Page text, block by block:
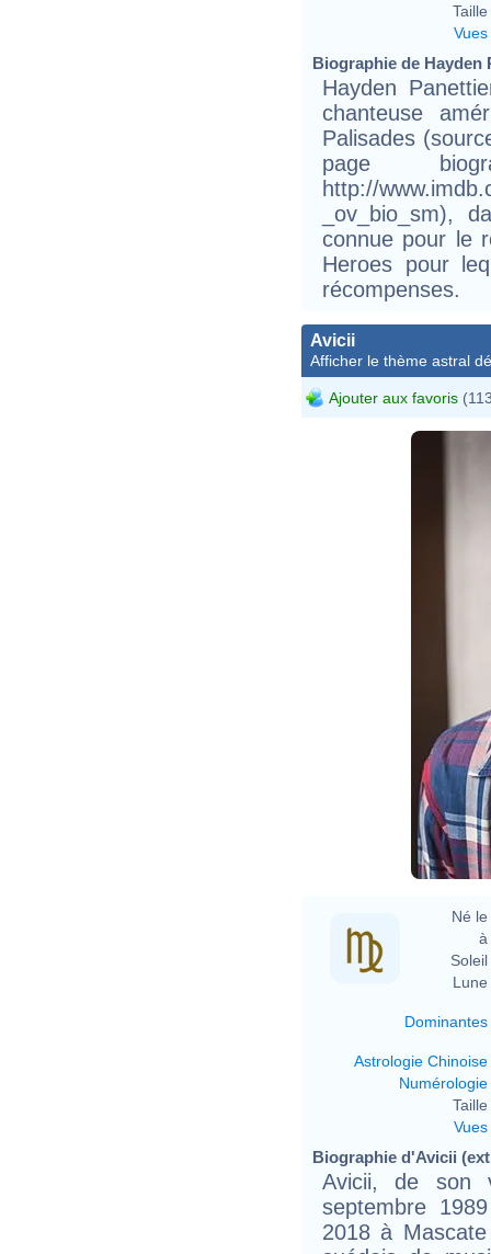
Taille
Vues
Biographie de Hayden
Hayden
chanteuse
Palisades
page
http://
_ov_bio_sm),
connue pour le
Heroes pour
récompenses.
Avicii
Afficher le thème astral
Ajouter aux favoris
Né le
à
Soleil
Lune
Dominantes
Astrologie Chinoise
Numérologie
Taille
Vues
Biographie d'Avicii
Avicii, de son
septembre
2018 à